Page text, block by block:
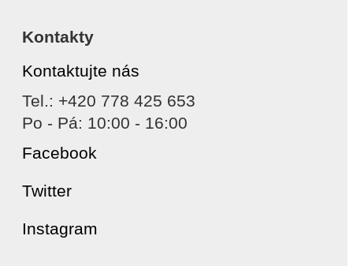
Kontakty
Kontaktujte nás
Tel.: +420 778 425 653
Po - Pá: 10:00 - 16:00
Facebook
Twitter
Instagram